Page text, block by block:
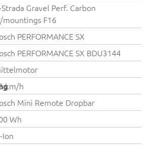
Strada Gravel Perf. Carbon
mountings F16
PERFORMANCE SX
PERFORMANCE SX BDU3144
km/h
Mini Remote Dropbar
Wh
Ion